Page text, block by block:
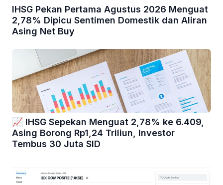
IHSG Pekan Pertama Agustus 2026 Menguat
2,78% Dipicu Sentimen Domestik dan Aliran
Asing Net Buy
📈 IHSG Sepekan Menguat 2,78% ke 6.409,
Asing Borong Rp1,24 Triliun, Investor
Tembus 30 Juta SID